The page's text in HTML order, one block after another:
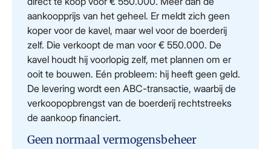
aankoopprijs van het geheel. Er meldt zich geen
koper voor de kavel, maar wel voor de boerderij
zelf. Die verkoopt de man voor € 550.000. De
kavel houdt hij voorlopig zelf, met plannen om er
ooit te bouwen. Eén probleem: hij heeft geen geld.
De levering wordt een ABC-transactie, waarbij de
verkoopopbrengst van de boerderij rechtstreeks
de aankoop financiert.
Geen normaal vermogensbeheer